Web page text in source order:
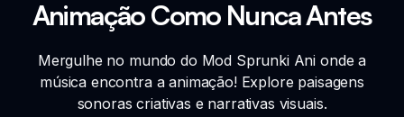
Animação Como Nunca Antes
Mergulhe no mundo do Mod Sprunki Ani onde a
música encontra a animação! Explore paisagens
sonoras criativas e narrativas visuais.